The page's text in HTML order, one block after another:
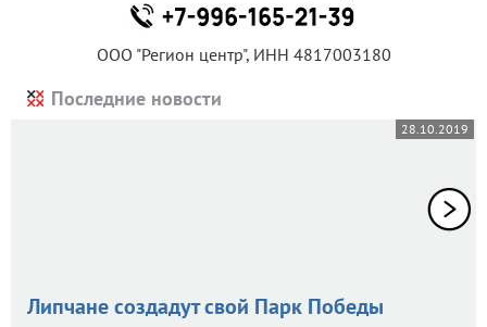
ООО "Регион центр", ИНН 4817003180
Последние новости
28.10.2019
Липчане создадут свой Парк Победы